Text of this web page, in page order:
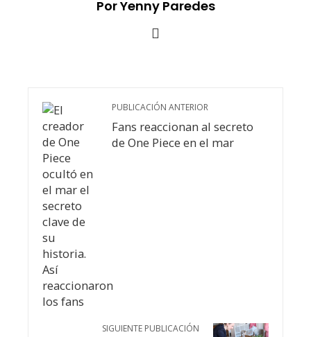
Por Yenny Paredes
PUBLICACIÓN ANTERIOR
Fans reaccionan al secreto
de One Piece en el mar
SIGUIENTE PUBLICACIÓN